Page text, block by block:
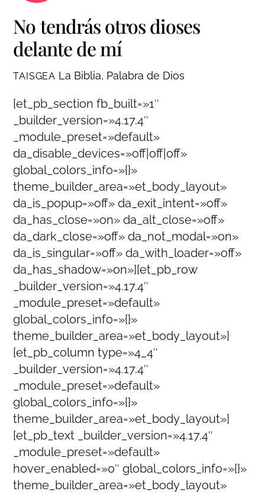
No tendrás otros dioses
delante de mí
TAISGEA La Biblia, Palabra de Dios
[et_pb_section fb_built=»1″
_builder_version=»4.17.4″
_module_preset=»default»
da_disable_devices=»off|off|off»
global_colors_info=»{}»
theme_builder_area=»et_body_layout»
da_is_popup=»off» da_exit_intent=»off»
da_has_close=»on» da_alt_close=»off»
da_dark_close=»off» da_not_modal=»on»
da_is_singular=»off» da_with_loader=»off»
da_has_shadow=»on»][et_pb_row
_builder_version=»4.17.4″
_module_preset=»default»
global_colors_info=»{}»
theme_builder_area=»et_body_layout»]
[et_pb_column type=»4_4″
_builder_version=»4.17.4″
_module_preset=»default»
global_colors_info=»{}»
theme_builder_area=»et_body_layout»]
[et_pb_text _builder_version=»4.17.4″
_module_preset=»default»
hover_enabled=»0″ global_colors_info=»{}»
theme_builder_area=»et_body_layout»